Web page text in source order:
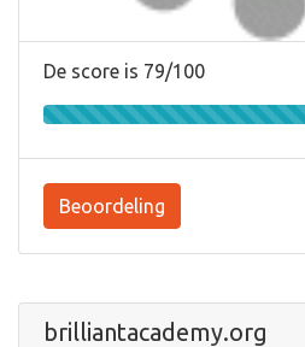
De score is 79/100
Beoordeling
brilliantacademy.org